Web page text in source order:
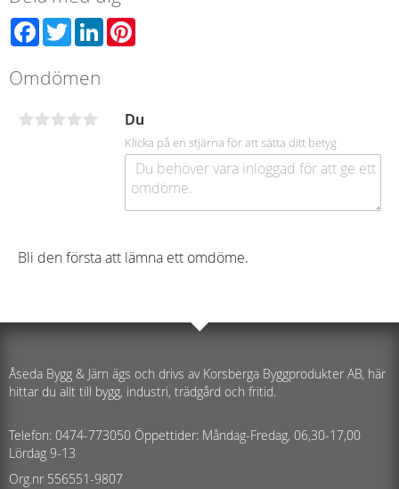
Facebook
TwitterLinkedIn
Omdömen
Du
Klicka på en stjärna för att sätta ditt betyg
Bli den första att lämna ett omdöme.
Åseda Bygg & Järn ägs och drivs av Korsberga Byggprodukter AB, här
hittar du allt till bygg, industri, trädgård och fritid.
Telefon: 0474-773050 Öppettider: Måndag-Fredag, 06,30-17,00
Lördag 9-13
Org.nr 556551-9807